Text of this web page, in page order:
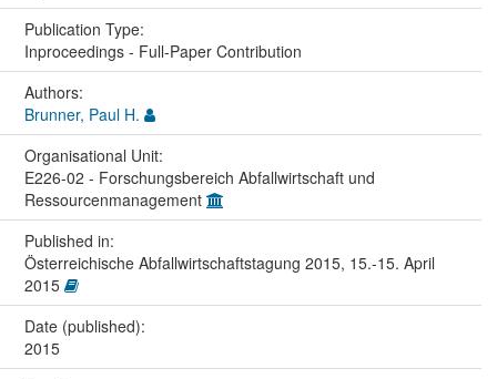
Publication Type:
Inproceedings - Full-Paper Contribution
Authors:
Brunner, Paul H.
Organisational Unit:
E226-02 - Forschungsbereich Abfallwirtschaft und
Ressourcenmanagement
Published in:
Österreichische Abfallwirtschaftstagung 2015, 15.-15. April
2015
Date (published):
2015